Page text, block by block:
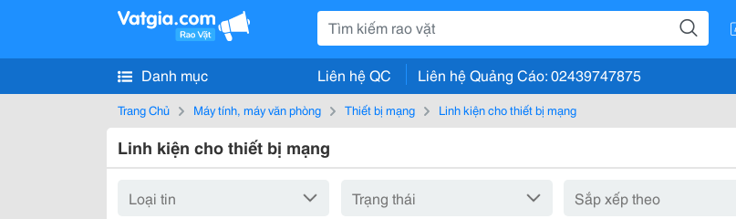
Danh mục Liên hệ QC Liên hệ Quảng Cáo: 02439747875
Trang Chủ Máy tính, máy văn phòng Thiết bị mạng Linh kiện cho thiết bị mạng
Linh kiện cho thiết bị mạng